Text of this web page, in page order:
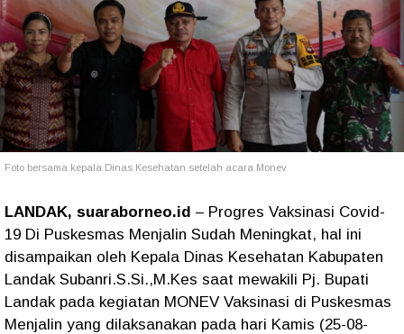
Foto bersama kepala Dinas Kesehatan setelah acara Monev
LANDAK, suaraborneo.id – Progres Vaksinasi Covid-
19 Di Puskesmas Menjalin Sudah Meningkat, hal ini
disampaikan oleh Kepala Dinas Kesehatan Kabupaten
Landak Subanri.S.Si.,M.Kes saat mewakili Pj. Bupati
Landak pada kegiatan MONEV Vaksinasi di Puskesmas
Menjalin yang dilaksanakan pada hari Kamis (25-08-